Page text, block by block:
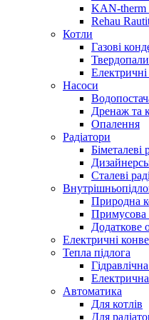
KAN-therm
Rehau
Котли
Газові
Електричні
Насоси
Дренаж та
Опалення
Радіатори
Біметалеві
Сталеві
Природна
Примусова
Додаткове
Електричні
Тепла підлога
Автоматика
Для котлів
Для